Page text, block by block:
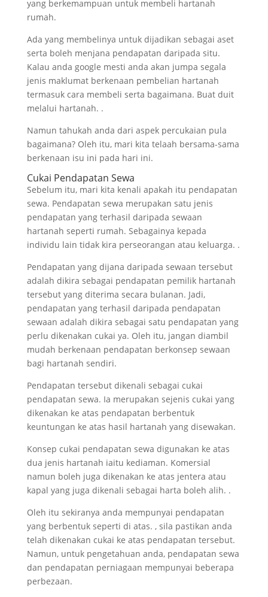
yang berkemampuan untuk membeli hartanah
rumah.
Ada yang membelinya untuk dijadikan sebagai aset
serta boleh menjana pendapatan daripada situ.
Kalau anda google mesti anda akan jumpa segala
jenis maklumat berkenaan pembelian hartanah
termasuk cara membeli serta bagaimana. Buat duit
melalui hartanah. .
Namun tahukah anda dari aspek percukaian pula
bagaimana? Oleh itu, mari kita telaah bersama-sama
berkenaan isu ini pada hari ini.
Cukai Pendapatan Sewa
Sebelum itu, mari kita kenali apakah itu pendapatan
sewa. Pendapatan sewa merupakan satu jenis
pendapatan yang terhasil daripada sewaan
hartanah seperti rumah. Sebagainya kepada
individu lain tidak kira perseorangan atau keluarga. .
Pendapatan yang dijana daripada sewaan tersebut
adalah dikira sebagai pendapatan pemilik hartanah
tersebut yang diterima secara bulanan. Jadi,
pendapatan yang terhasil daripada pendapatan
sewaan adalah dikira sebagai satu pendapatan yang
perlu dikenakan cukai ya. Oleh itu, jangan diambil
mudah berkenaan pendapatan berkonsep sewaan
bagi hartanah sendiri.
Pendapatan tersebut dikenali sebagai cukai
pendapatan sewa. Ia merupakan sejenis cukai yang
dikenakan ke atas pendapatan berbentuk
keuntungan ke atas hasil hartanah yang disewakan.
Konsep cukai pendapatan sewa digunakan ke atas
dua jenis hartanah iaitu kediaman. Komersial
namun boleh juga dikenakan ke atas jentera atau
kapal yang juga dikenali sebagai harta boleh alih. .
Oleh itu sekiranya anda mempunyai pendapatan
yang berbentuk seperti di atas. , sila pastikan anda
telah dikenakan cukai ke atas pendapatan tersebut.
Namun, untuk pengetahuan anda, pendapatan sewa
dan pendapatan perniagaan mempunyai beberapa
perbezaan.